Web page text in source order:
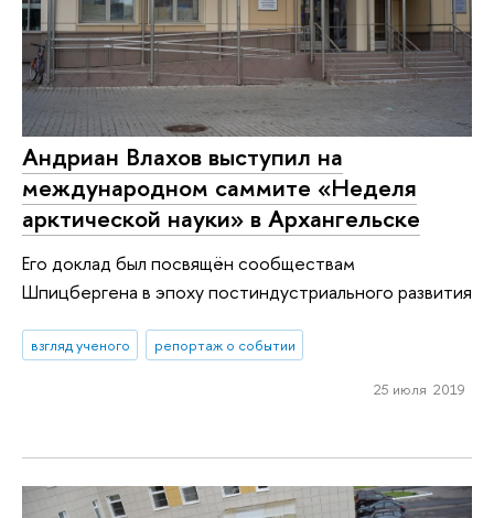
Андриан Влахов выступил на
международном саммите «Неделя
арктической науки» в Архангельске
Его доклад был посвящён сообществам
Шпицбергена в эпоху постиндустриального развития
взгляд ученого репортаж о событии
25 июля 2019